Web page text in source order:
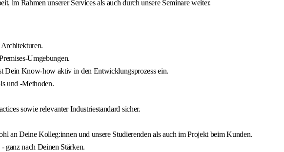
im Rahmen unserer Services als auch durch unsere Seminare weiter.
Umgebungen.
Dein Know-how aktiv in den Entwicklungsprozess ein.
und -Methoden.
sowie relevanter Industriestandard sicher.
an Deine Kolleg:innen und unsere Studierenden als auch im Projekt beim Kunden.
ganz nach Deinen Stärken.